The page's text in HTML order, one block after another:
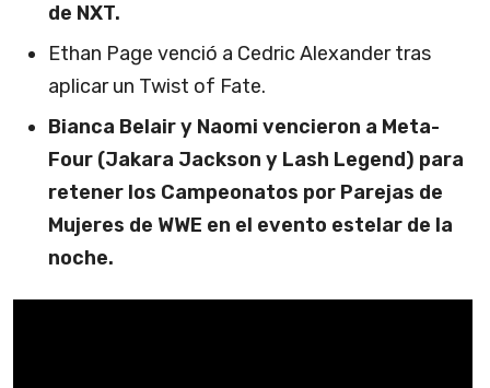
de NXT.
Ethan Page venció a Cedric Alexander tras
aplicar un Twist of Fate.
Bianca Belair y Naomi vencieron a Meta-
Four (Jakara Jackson y Lash Legend) para
retener los Campeonatos por Parejas de
Mujeres de WWE en el evento estelar de la
noche.